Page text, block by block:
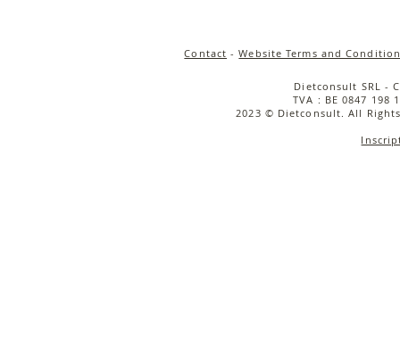
Contact -Website Terms and
Dietconsult SRL -
TVA : BE 0847 198
2023 © Dietconsult. All